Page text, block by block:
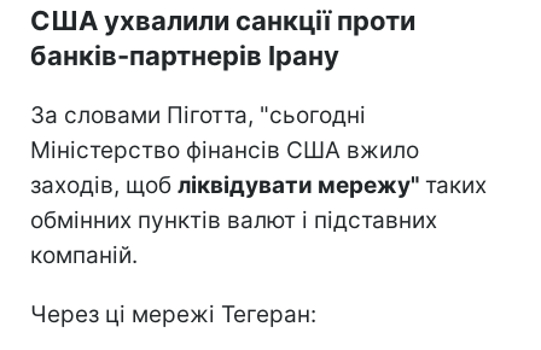
США ухвалили санкції проти
банків-партнерів Ірану
За словами Піготта, "сьогодні
Міністерство фінансів США вжило
заходів, щоб ліквідувати мережу" таких
обмінних пунктів валют і підставних
компаній.
Через ці мережі Тегеран: